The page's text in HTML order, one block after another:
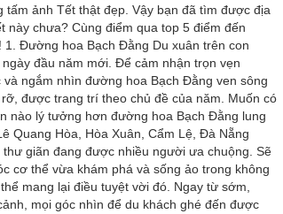
ảnh Tết thật đẹp. Vậy bạn đã tìm được địa
này chưa? Cùng điểm qua top 5 điểm đến
Đường hoa Bạch Đằng Du xuân trên con
đầu năm mới. Để cảm nhận trọn vẹn
ngắm nhìn đường hoa Bạch Đằng ven sông
được trang trí theo chủ đề của năm. Muốn có
nào lý tưởng hơn đường hoa Bạch Đằng lung
Quang Hòa, Hòa Xuân, Cẩm Lệ, Đà Nẵng
giãn đang được nhiều người ưa chuộng. Sẽ
cơ thể vừa khám phá và sống ảo trong không
mang lại điều tuyệt vời đó. Ngay từ sớm,
mọi góc nhìn để du khách ghé đến được